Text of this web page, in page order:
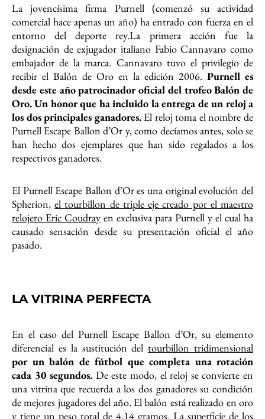
La jovencísima firma Purnell (comenzó su actividad
comercial hace apenas un año) ha entrado con fuerza en el
entorno del deporte rey.La primera acción fue la
designación de exjugador italiano Fabio Cannavaro como
embajador de la marca. Cannavaro tuvo el privilegio de
recibir el Balón de Oro en la edición 2006. Purnell es
desde este año patrocinador oficial del trofeo Balón de
Oro. Un honor que ha incluido la entrega de un reloj a
los dos principales ganadores. El reloj toma el nombre de
Purnell Escape Ballon d’Or y, como decíamos antes, solo se
han hecho dos ejemplares que han sido regalados a los
respectivos ganadores.
El Purnell Escape Ballon d’Or es una original evolución del
Spherion,el tourbillon de triple eje creado por el maestro
relojero Eric Coudray en exclusiva para Purnell y el cual ha
causado sensación desde su presentación oficial el año
pasado.
LA VITRINA PERFECTA
En el caso del Purnell Escape Ballon d’Or, su elemento
diferencial es la sustitución deltourbillon tridimensional
por un balón de fútbol que completa una rotación
cada 30 segundos. De este modo, el reloj se convierte en
una vitrina que recuerda a los dos ganadores su condición
de mejores jugadores del año. El balón está realizado en oro
y tiene un peso total de 4.14 gramos. La superficie de los